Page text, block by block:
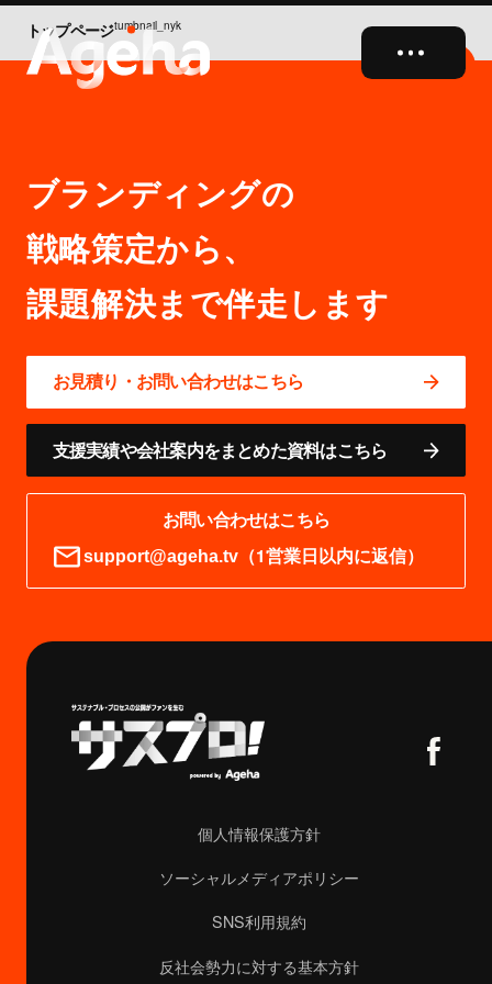
close
トップページtumbnail_nyk
ブランディングの
戦略策定から、
お見積り・お問い合わせはこちら
支援実績や会社案内をまとめた資料はこちら
お問い合わせはこちら
support@ageha.tv（1営業日以内に返信）
個人情報保護方針
ソーシャルメディアポリシー
SNS利用規約
反社会勢力に対する基本方針